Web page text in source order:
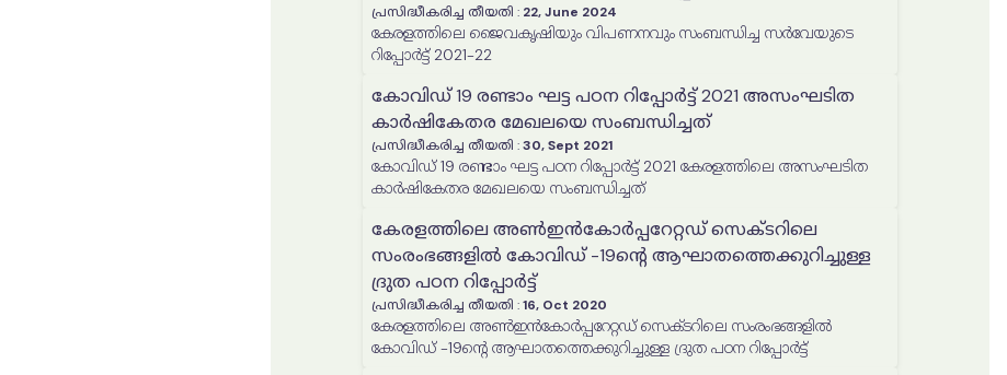
പ്രസിദ്ധീകരിച്ച തീയതി : 22, June 2024
കേരളത്തിലെ ജൈവകൃഷിയും വിപണനവും സംബന്ധിച്ച സർവേയുടെ
റിപ്പോർട്ട് 2021-22
കോവിഡ് 19 രണ്ടാം ഘട്ട പഠന റിപ്പോർട്ട് 2021 അസംഘടിത
കാർഷികേതര മേഖലയെ സംബന്ധിച്ചത്
പ്രസിദ്ധീകരിച്ച തീയതി :30, Sept 2021
കോവിഡ് 19 രണ്ടാം ഘട്ട പഠന റിപ്പോർട്ട് 2021 കേരളത്തിലെ അസംഘടിത
കാർഷികേതര മേഖലയെ സംബന്ധിച്ചത്
കേരളത്തിലെ അൺഇൻകോർപ്പറേറ്റഡ് സെക്ടറിലെ
സംരംഭങ്ങളില്‍ കോവിഡ് -19ന്‍റെ ആഘാതത്തെക്കുറിച്ചുള്ള
ദ്രുത പഠന റിപ്പോർട്ട്
പ്രസിദ്ധീകരിച്ച തീയതി :16, Oct 2020
കേരളത്തിലെ അൺഇൻകോർപ്പറേറ്റഡ് സെക്ടറിലെ സംരംഭങ്ങളില്‍
കോവിഡ് -19ന്‍റെ ആഘാതത്തെക്കുറിച്ചുള്ള ദ്രുത പഠന റിപ്പോർട്ട്